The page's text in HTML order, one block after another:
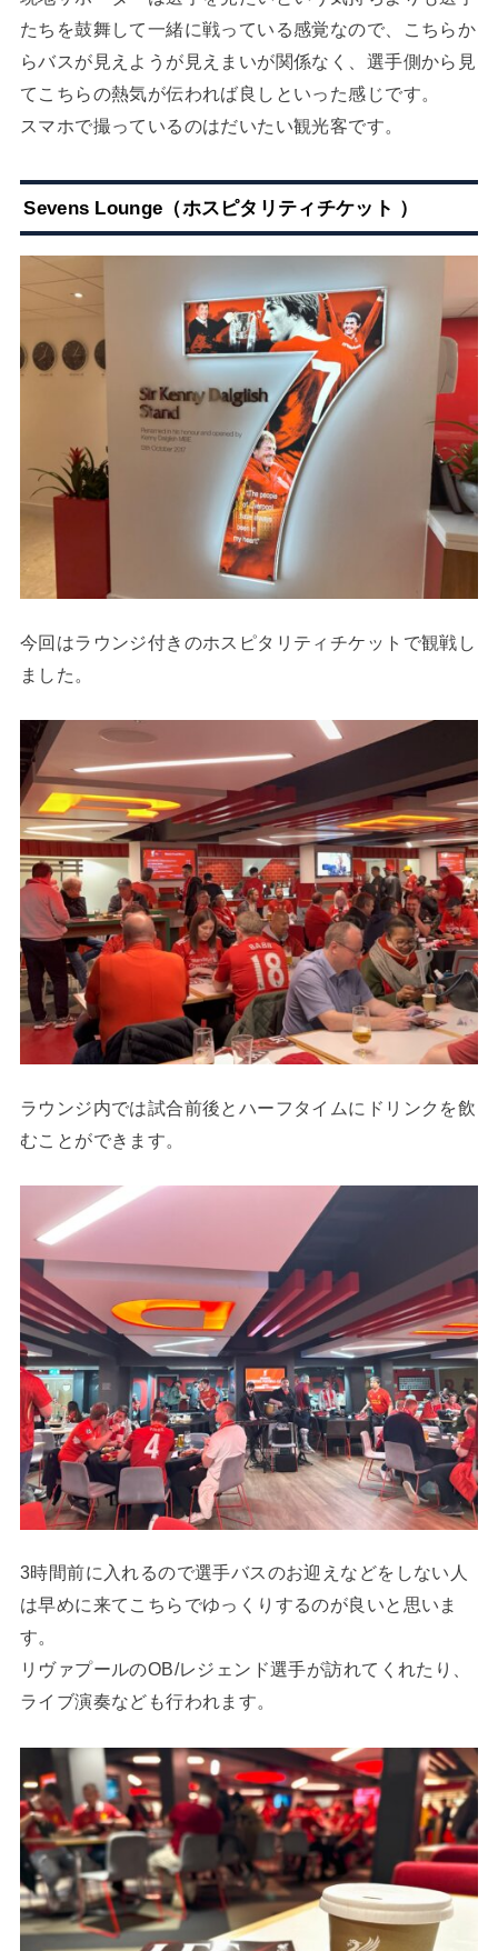
たちを鼓舞して一緒に戦っている感覚なので、こちらか
らバスが見えようが見えまいが関係なく、選手側から見
てこちらの熱気が伝われば良しといった感じです。
スマホで撮っているのはだいたい観光客です。
Sevens Lounge（ホスピタリティチケット ）
今回はラウンジ付きのホスピタリティチケットで観戦し
ました。
ラウンジ内では試合前後とハーフタイムにドリンクを飲
むことができます。
3時間前に入れるので選手バスのお迎えなどをしない人
は早めに来てこちらでゆっくりするのが良いと思いま
す。
リヴァプールのOB/レジェンド選手が訪れてくれたり、
ライブ演奏なども行われます。